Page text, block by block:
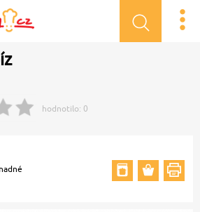
hodnotilo: 0